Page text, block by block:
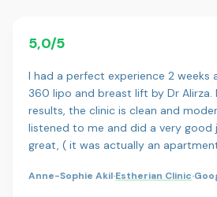
5,0/5
I had a perfect experience 2 weeks
360 lipo and breast lift by Dr
results, the clinic is clean and
listened to me and did a very good
great, ( it was actually an apartment
Anne-Sophie Akil·Estherian Clinic·